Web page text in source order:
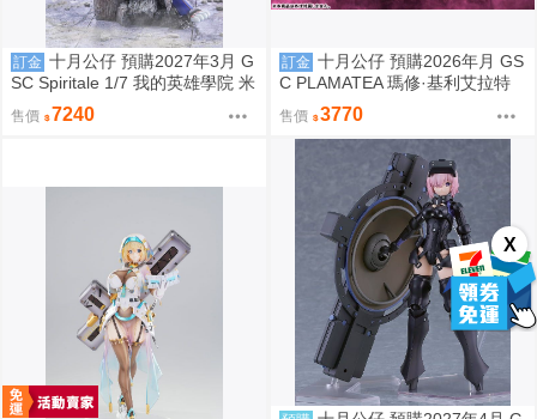
X
訂金 十月公仔 預購2027年3月 G
SC Spiritale 1/7 我的英雄學院 米
爾科 Rabbit 0817
售價 7240
訂金 十月公仔 預購2026年月 GS
C PLAMATEA 瑪修·基利艾拉特
[奧特瑙斯] Black Barrel Edition
組裝模型 0924
售價 3770